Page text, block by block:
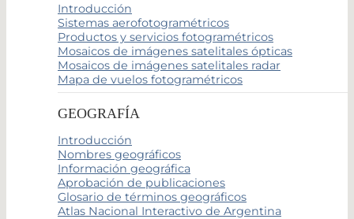
Introducción
Sistemas aerofotogramétricos
Productos y servicios fotogramétricos
Mosaicos de imágenes satelitales ópticas
Mosaicos de imágenes satelitales radar
Mapa de vuelos fotogramétricos
GEOGRAFÍA
Introducción
Nombres geográficos
Información geográfica
Aprobación de publicaciones
Glosario de términos geográficos
Atlas Nacional Interactivo de Argentina